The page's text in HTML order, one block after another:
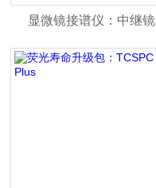
显微镜接谱仪：中继镜